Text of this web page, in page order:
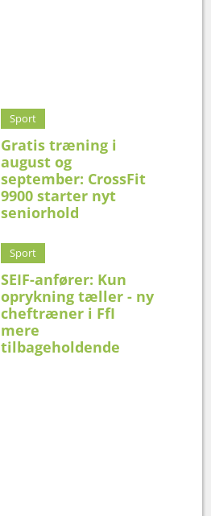
Sport
Gratis træning i
august og
september: CrossFit
9900 starter nyt
seniorhold
Sport
SEIF-anfører: Kun
oprykning tæller - ny
cheftræner i FfI
mere
tilbageholdende